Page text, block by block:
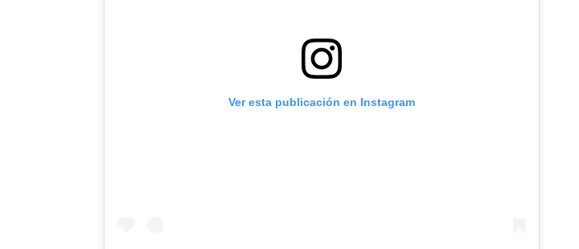
Ver esta publicación en Instagram